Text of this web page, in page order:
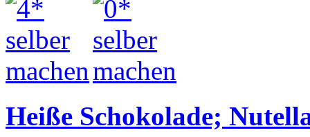
Heiße Schokolade;